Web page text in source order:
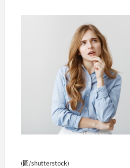
(圖/shutterstock)